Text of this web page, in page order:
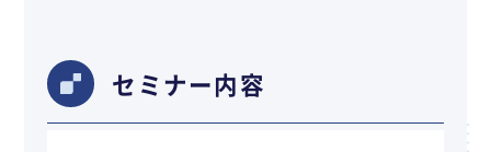
セミナー内容